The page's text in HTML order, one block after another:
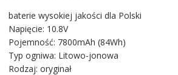
wynosiła:
225,11 zł.
wynosi:
baterie wysokiej jakości dla Polski
Napięcie: 10.8V
Pojemność: 7800mAh (84Wh)
Typ ogniwa: Litowo-jonowa
Rodzaj: oryginał